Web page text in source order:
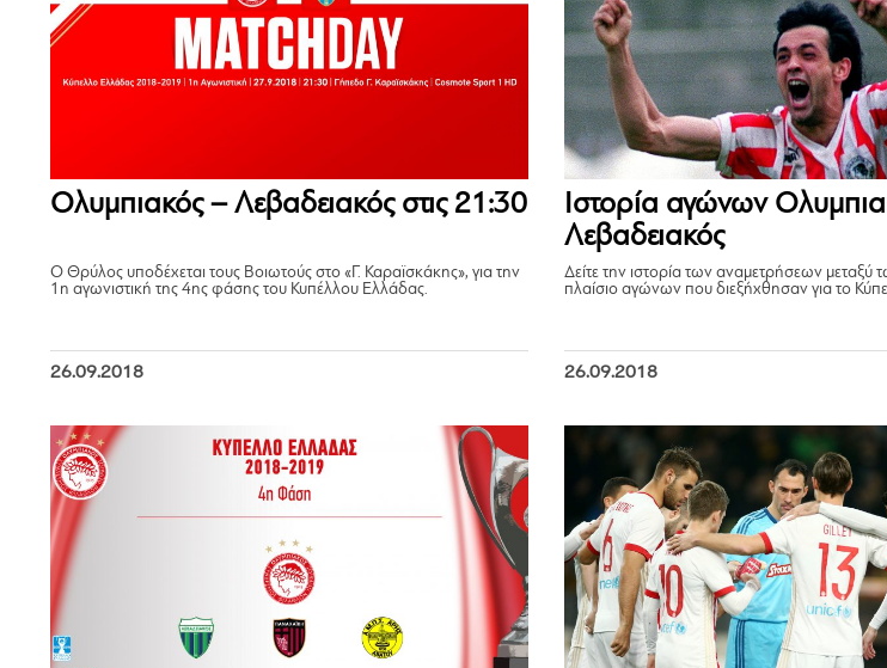
Ολυμπιακός – Λεβαδειακός στις 21:30
Ο Θρύλος υποδέχεται τους Βοιωτούς στο «Γ. Καραϊσκάκης», για την
1η αγωνιστική της 4ης φάσης του Κυπέλλου Ελλάδας.
26.09.2018
Ιστορία αγώνων
Λεβαδειακός
Δείτε την ιστορία των αναμετρήσεων
πλαίσιο αγώνων που διεξήχθησαν για το
26.09.2018